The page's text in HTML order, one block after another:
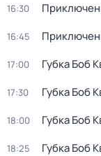
16:30
16:45
17:00 Губка Боб
17:30 Губка Боб
18:00 Губка Боб
18:25 Губка Боб